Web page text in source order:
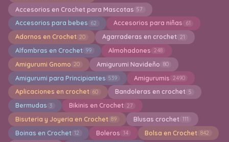
Accesorios en Crochet para Mascotas 57
Accesorios para bebes 62 Accesorios para niñas 61
Adornos en Crochet 20 Agarraderas en crochet 21
Alfombras en Crochet 99 Almohadones 248
Amigurumi Gnomo 20 Amigurumi Navideño 80
Amigurumi para Principiantes 539 Amigurumis 2490
Aplicaciones en crochet 60 Bandoleras en crochet 5
Bermudas 3 Bikinis en Crochet 27
Bisuteria y Joyeria en Crochet 89 Blusas crochet 111
Boinas en Crochet 12 Boleros 14 Bolsa en Crochet 842